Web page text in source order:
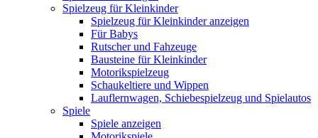
Spielzeug für Kleinkinder
Spielzeug für Kleinkinder anzeigen
Für Babys
Rutscher und Fahzeuge
Bausteine für Kleinkinder
Motorikspielzeug
Schaukeltiere und Wippen
Lauflernwagen, Schiebespielzeug und Spielautos
Spiele
Spiele anzeigen